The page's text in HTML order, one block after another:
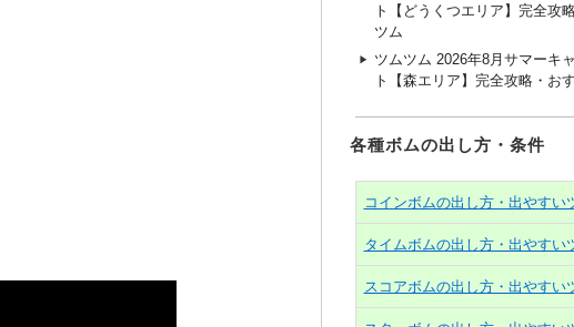
ト【どうくつエリア】完全攻
ツム
ツムツム 2026年8月サマーキ
ト【森エリア】完全攻略・お
各種ボムの出し方・条件
コインボムの出し方・出やすい
タイムボムの出し方・出やすい
スコアボムの出し方・出やすい